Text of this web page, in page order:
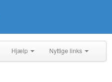
Hjælp Nyttige links